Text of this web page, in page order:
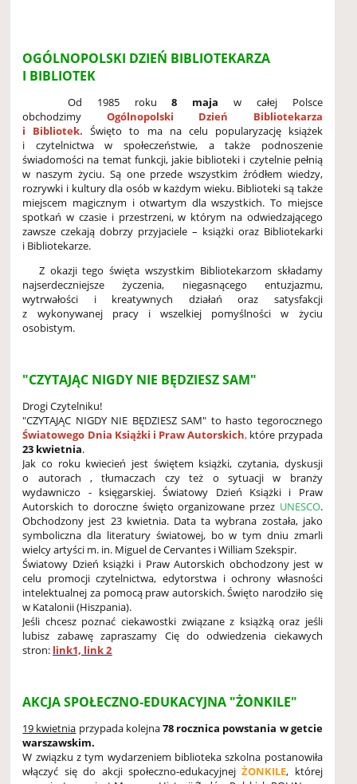
OGÓLNOPOLSKI DZIEŃ BIBLIOTEKARZA
I BIBLIOTEK
Od 1985 roku8 maja w całej Polsce
obchodzimy Ogólnopolski Dzień Bibliotekarza
i Bibliotek.Święto to ma na celu popularyzację książek
i czytelnictwa w społeczeństwie, a także podnoszenie
świadomości na temat funkcji, jakie biblioteki i czytelnie pełnią
w naszym życiu. Są one przede wszystkim źródłem wiedzy,
rozrywki i kultury dla osób w każdym wieku. Biblioteki są także
miejscem magicznym i otwartym dla wszystkich. To miejsce
spotkań w czasie i przestrzeni, w którym na odwiedzającego
zawsze czekają dobrzy przyjaciele – książki oraz Bibliotekarki
i Bibliotekarze.
Z okazji tego święta wszystkim Bibliotekarzom składamy
najserdeczniejsze życzenia, niegasnącego entuzjazmu,
wytrwałości i kreatywnych działań oraz satysfakcji
z wykonywanej pracy i wszelkiej pomyślności w życiu
osobistym.
"CZYTAJĄC NIGDY NIE BĘDZIESZ SAM"
Drogi Czytelniku!
"CZYTAJĄC NIGDY NIE BĘDZIESZ SAM" to hasto tegorocznego
Światowego Dnia Książki i Praw Autorskich, które przypada
23 kwietnia.
Jak co roku kwiecień jest świętem książki, czytania, dyskusji
o autorach , tłumaczach czy też o sytuacji w branży
wydawniczo - księgarskiej. Światowy Dzień Książki i Praw
Autorskich to doroczne święto organizowane przez UNESCO.
Obchodzony jest 23 kwietnia. Data ta wybrana została, jako
symboliczna dla literatury światowej, bo w tym dniu zmarli
wielcy artyści m. in. Miguel de Cervantes i William Szekspir.
Światowy Dzień książki i Praw Autorskich obchodzony jest w
celu promocji czytelnictwa, edytorstwa i ochrony własności
intelektualnej za pomocą praw autorskich. Święto narodziło się
w Katalonii (Hiszpania).
Jeśli chcesz poznać ciekawostki związane z książką oraz jeśli
lubisz zabawę zapraszamy Cię do odwiedzenia ciekawych
stron: link1, link 2
AKCJA SPOŁECZNO-EDUKACYJNA "ŻONKILE"
19 kwietnia przypada kolejna78 rocznica powstania w getcie
warszawskim.
W związku z tym wydarzeniem biblioteka szkolna postanowiła
włączyć się do akcji społeczno-edukacyjnejŻONKILE, której